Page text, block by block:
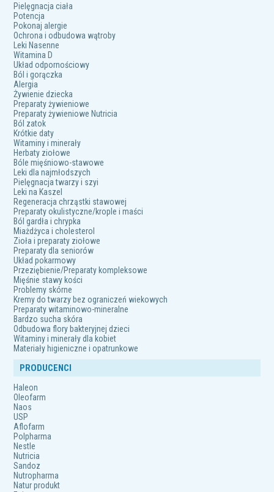
Pielęgnacja ciała
Potencja
Pokonaj alergie
Ochrona i odbudowa wątroby
Leki Nasenne
Witamina D
Układ odpornościowy
Ból i gorączka
Alergia
Żywienie dziecka
Preparaty żywieniowe
Preparaty żywieniowe Nutricia
Ból zatok
Krótkie daty
Witaminy i minerały
Herbaty ziołowe
Bóle mięśniowo-stawowe
Leki dla najmłodszych
Pielęgnacja twarzy i szyi
Leki na Kaszel
Regeneracja chrząstki stawowej
Preparaty okulistyczne/krople i maści
Ból gardła i chrypka
Miażdżyca i cholesterol
Zioła i preparaty ziołowe
Preparaty dla seniorów
Układ pokarmowy
Przeziębienie/Preparaty kompleksowe
Mięśnie stawy kości
Problemy skórne
Kremy do twarzy bez ograniczeń wiekowych
Preparaty witaminowo-mineralne
Bardzo sucha skóra
Odbudowa flory bakteryjnej dzieci
Witaminy i minerały dla kobiet
Materiały higieniczne i opatrunkowe
PRODUCENCI
Haleon
Oleofarm
Naos
USP
Aflofarm
Polpharma
Nestle
Nutricia
Sandoz
Nutropharma
Natur produkt